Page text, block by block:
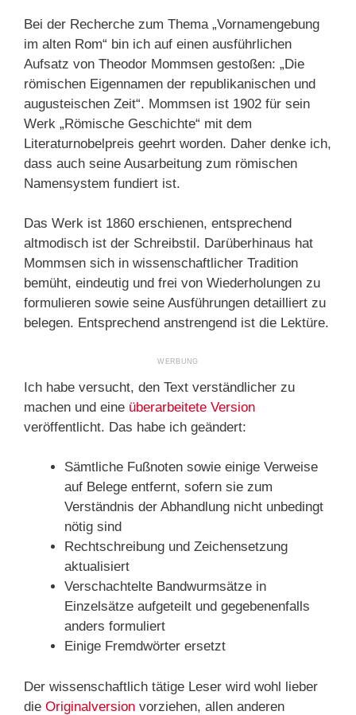
Bei der Recherche zum Thema „Vornamengebung
im alten Rom“ bin ich auf einen ausführlichen
Aufsatz von Theodor Mommsen gestoßen: „Die
römischen Eigennamen der republikanischen und
augusteischen Zeit“. Mommsen ist 1902 für sein
Werk „Römische Geschichte“ mit dem
Literaturnobelpreis geehrt worden. Daher denke ich,
dass auch seine Ausarbeitung zum römischen
Namensystem fundiert ist.
Das Werk ist 1860 erschienen, entsprechend
altmodisch ist der Schreibstil. Darüberhinaus hat
Mommsen sich in wissenschaftlicher Tradition
bemüht, eindeutig und frei von Wiederholungen zu
formulieren sowie seine Ausführungen detailliert zu
belegen. Entsprechend anstrengend ist die Lektüre.
Ich habe versucht, den Text verständlicher zu
machen und eine überarbeitete Version
veröffentlicht. Das habe ich geändert:
Sämtliche Fußnoten sowie einige Verweise
auf Belege entfernt, sofern sie zum
Verständnis der Abhandlung nicht unbedingt
nötig sind
Rechtschreibung und Zeichensetzung
aktualisiert
Verschachtelte Bandwurmsätze in
Einzelsätze aufgeteilt und gegebenenfalls
anders formuliert
Einige Fremdwörter ersetzt
Der wissenschaftlich tätige Leser wird wohl lieber
die Originalversion vorziehen, allen anderen